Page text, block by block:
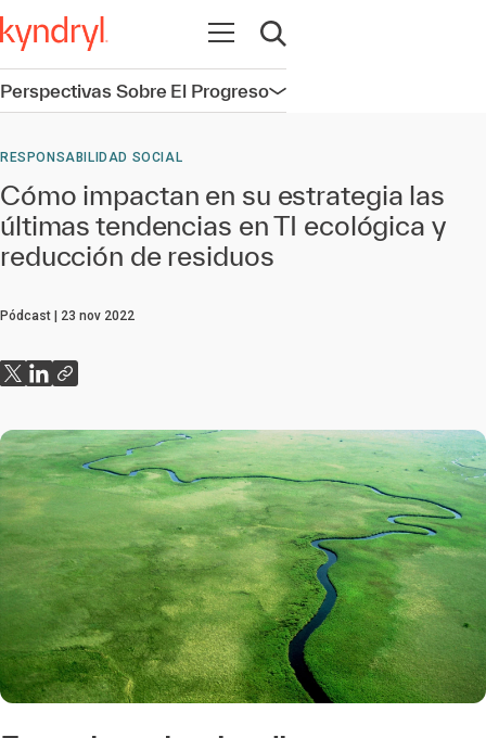
Abrir navegación
Abrir búsqueda
Perspectivas Sobre El ProgresoAbrir navegación
RESPONSABILIDAD SOCIAL
Cómo impactan en su estrategia las
últimas tendencias en TI ecológica y
reducción de residuos
Pódcast 23 nov 2022